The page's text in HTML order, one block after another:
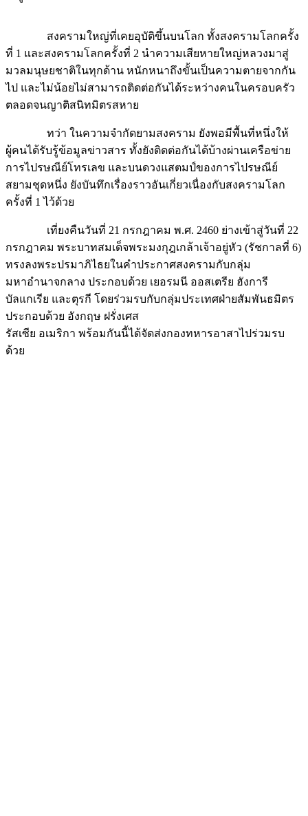
ที่ 1 และสงครามโลกครั้งที่ 2 นำความเสียหายใหญ่หลวงมาสู่
มวลมนุษยชาติในทุกด้าน หนักหนาถึงขั้นเป็นความตายจากกัน
ไป และไม่น้อยไม่สามารถติดต่อกันได้ระหว่างคนในครอบครัว
ตลอดจนญาติสนิทมิตรสหาย
ทว่า ในความจำกัดยามสงคราม ยังพอมีพื้นที่หนึ่งให้
ผู้คนได้รับรู้ข้อมูลข่าวสาร ทั้งยังติดต่อกันได้บ้างผ่านเครือข่าย
การไปรษณีย์โทรเลข และบนดวงแสตมป์ของการไปรษณีย์
สยามชุดหนึ่ง ยังบันทึกเรื่องราวอันเกี่ยวเนื่องกับสงครามโลก
ครั้งที่ 1 ไว้ด้วย
กรกฎาคม พระบาทสมเด็จพระมงกุฎเกล้าเจ้าอยู่หัว (รัชกาลที่ 6)
ทรงลงพระปรมาภิไธยในคำประกาศสงครามกับกลุ่ม
มหาอำนาจกลาง ประกอบด้วย เยอรมนี ออสเตรีย ฮังการี
บัลแกเรีย และตุรกี โดยร่วมรบกับกลุ่มประเทศฝ่ายสัมพันธมิตร
ประกอบด้วย อังกฤษ ฝรั่งเศส
รัสเซีย อเมริกา พร้อมกันนี้ได้จัดส่งกองทหารอาสาไปร่วมรบ
ด้วย